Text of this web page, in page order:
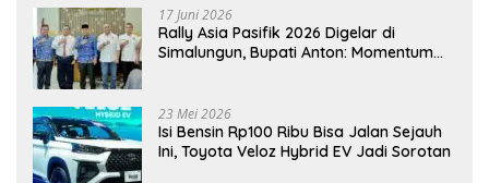
17 Juni 2026
Rally Asia Pasifik 2026 Digelar di
Simalungun, Bupati Anton: Momentum
23 Mei 2026
Isi Bensin Rp100 Ribu Bisa Jalan Sejauh
Ini, Toyota Veloz Hybrid EV Jadi Sorotan